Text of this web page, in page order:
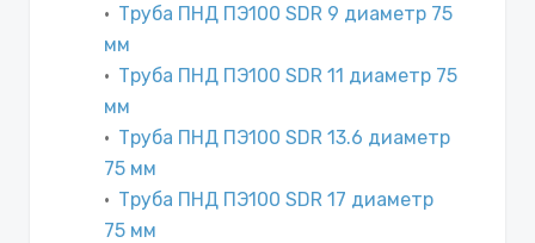
Труба ПНД ПЭ100 SDR 9 диаметр 75
мм
Труба ПНД ПЭ100 SDR 11 диаметр 75
мм
Труба ПНД ПЭ100 SDR 13.6 диаметр
75 мм
Труба ПНД ПЭ100 SDR 17 диаметр
75 мм